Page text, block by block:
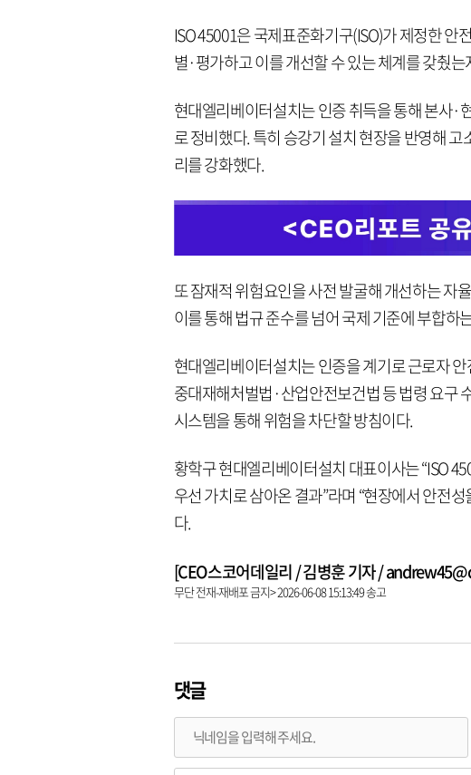
ISO 45001은 국제표준화기구(ISO)가 제정한
별·평가하고 이를 개선할 수 있는 체계를 갖췄는
현대엘리베이터설치는 인증 취득을 통해 본사
로 정비했다. 특히 승강기 설치 현장을 반영해
리를 강화했다.
또 잠재적 위험요인을 사전 발굴해 개선하는 자
이를 통해 법규 준수를 넘어 국제 기준에 부합
현대엘리베이터설치는 인증을 계기로 근로자
중대재해처벌법·산업안전보건법 등 법령 요구
시스템을 통해 위험을 차단할 방침이다.
황학구 현대엘리베이터설치 대표이사는 “ISO
우선 가치로 삼아온 결과”라며 “현장에서 안전
다.
[CEO스코어데일리 / 김병훈 기자 /
무단 전재-재배포 금지> 2026-06-08 15:13:49 송고
댓글